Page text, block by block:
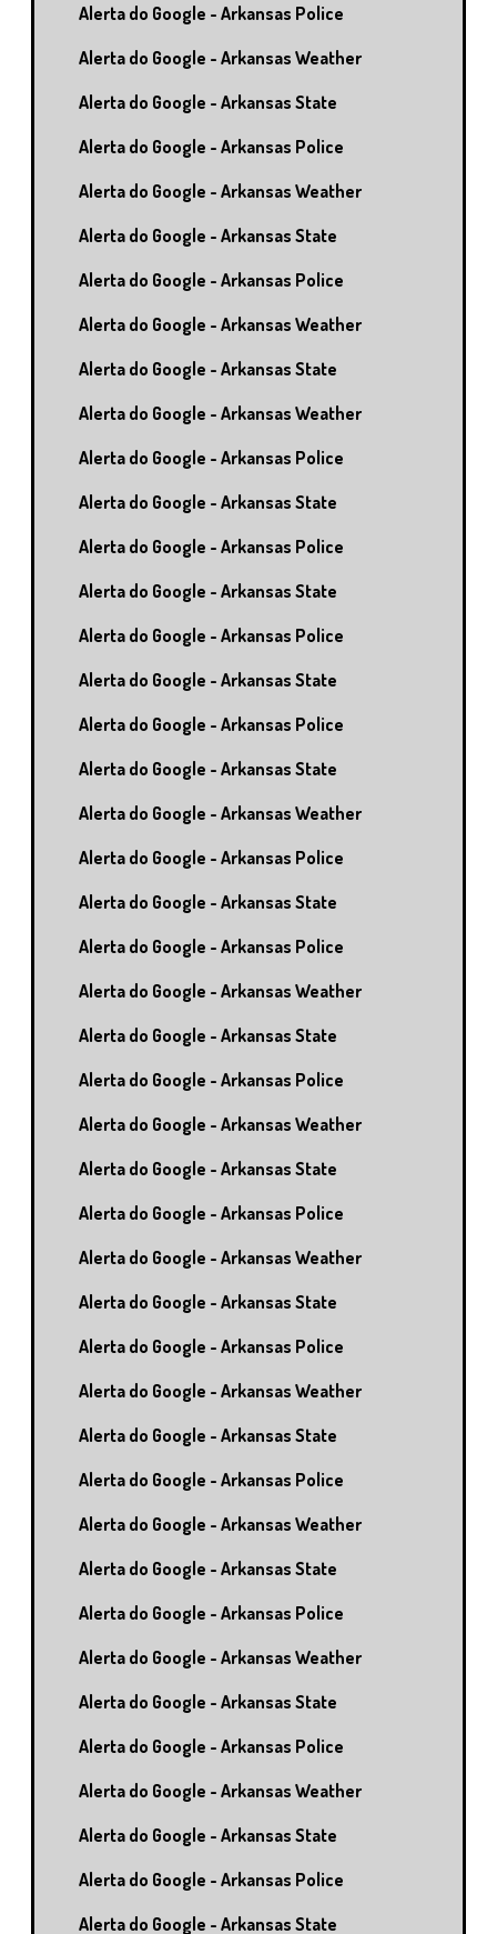
Alerta do Google - Arkansas Police
Alerta do Google - Arkansas Weather
Alerta do Google - Arkansas State
Alerta do Google - Arkansas Police
Alerta do Google - Arkansas Weather
Alerta do Google - Arkansas State
Alerta do Google - Arkansas Police
Alerta do Google - Arkansas Weather
Alerta do Google - Arkansas State
Alerta do Google - Arkansas Weather
Alerta do Google - Arkansas Police
Alerta do Google - Arkansas State
Alerta do Google - Arkansas Police
Alerta do Google - Arkansas State
Alerta do Google - Arkansas Police
Alerta do Google - Arkansas State
Alerta do Google - Arkansas Police
Alerta do Google - Arkansas State
Alerta do Google - Arkansas Weather
Alerta do Google - Arkansas Police
Alerta do Google - Arkansas State
Alerta do Google - Arkansas Police
Alerta do Google - Arkansas Weather
Alerta do Google - Arkansas State
Alerta do Google - Arkansas Police
Alerta do Google - Arkansas Weather
Alerta do Google - Arkansas State
Alerta do Google - Arkansas Police
Alerta do Google - Arkansas Weather
Alerta do Google - Arkansas State
Alerta do Google - Arkansas Police
Alerta do Google - Arkansas Weather
Alerta do Google - Arkansas State
Alerta do Google - Arkansas Police
Alerta do Google - Arkansas Weather
Alerta do Google - Arkansas State
Alerta do Google - Arkansas Police
Alerta do Google - Arkansas Weather
Alerta do Google - Arkansas State
Alerta do Google - Arkansas Police
Alerta do Google - Arkansas Weather
Alerta do Google - Arkansas State
Alerta do Google - Arkansas Police
Alerta do Google - Arkansas State